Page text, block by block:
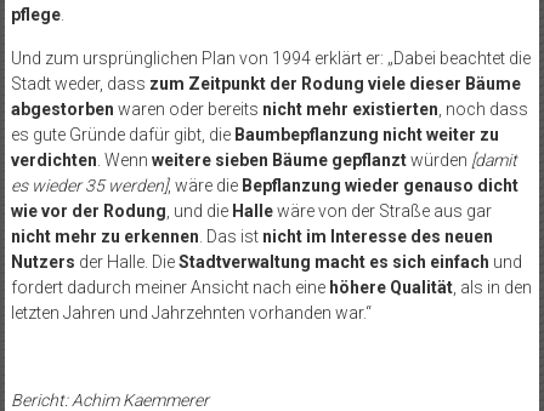
pflege.
Und zum ursprünglichen Plan von 1994 erklärt er: „Dabei beachtet die
Stadt weder, dass zum Zeitpunkt der Rodung viele dieser Bäume
abgestorben waren oder bereits nicht mehr existierten , noch dass
es gute Gründe dafür gibt, die Baumbepflanzung nicht weiter zu
verdichten . Wenn weitere sieben Bäume gepflanztwürden [damit
es wieder 35 werden], wäre die Bepflanzung wieder genauso dicht
wie vor der Rodung , und die Hallewäre von der Straße aus gar
nicht mehr zu erkennen . Das ist nicht im Interesse des neuen
Nutzers der Halle. DieStadtverwaltung macht es sich einfach und
fordert dadurch meiner Ansicht nach eine höhere Qualität, als in den
letzten Jahren und Jahrzehnten vorhanden war.“
Bericht: Achim Kaemmerer